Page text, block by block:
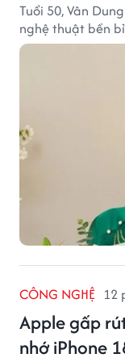
Tuổi 50, Vân
nghệ thuật bền
CÔNG NGHỆ 12
Apple gấp
nhớ iPhone